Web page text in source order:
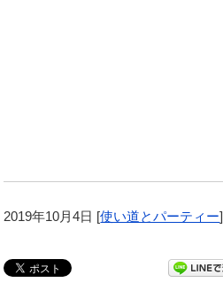
2019年10月4日 [使い道とパーティー]